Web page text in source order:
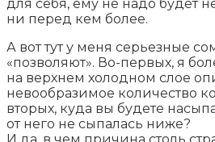
для себя, ему не надо будет
ни перед кем более.
А вот тут у меня серьезные
«позволяют». Во-первых, я
на верхнем холодном слое
невообразимое количество
вторых, куда вы будете
от него не сыпалась ниже?
И да, в чем причина столь